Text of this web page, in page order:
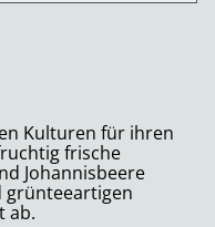
Kulturen für ihren
frische
Johannisbeere
grünteeartigen
ab.